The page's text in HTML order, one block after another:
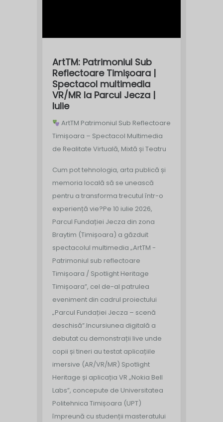
ArtTM: Patrimoniul Sub
Reflectoare Timișoara |
Spectacol multimedia
VR/MR la Parcul Jecza |
Iulie
ArtTM Patrimoniul Sub Reflectoare
Timișoara – Spectacol Multimedia
de Realitate Virtuală, Mixtă și Teatru
Cum pot tehnologia, arta publică și
memoria locală să se unească
pentru a transforma trecutul într-o
experiență vie?Pe 10 iulie 2026,
Parcul Fundației Jecza din zona
Braytim (Timișoara) a găzduit
spectacolul multimedia „ArtTM -
Patrimoniul sub reflectoare
Timișoara / Spotlight Heritage
Timișoara”, cel de-al patrulea
eveniment din cadrul proiectului
„Parcul Fundației Jecza – scenă
deschisă”.Incursiunea digitală a
debutat cu demonstrații live unde
copii și tineri au testat aplicațiile
imersive (AR/VR/MR) Spotlight
Heritage și aplicația VR „Nokia Bell
Labs”, concepute de Universitatea
Politehnica Timișoara (UPT)
împreună cu studenții masteratului